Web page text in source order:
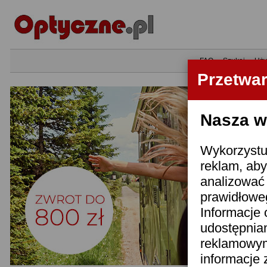
Nasza
reklam,
Informacje
informacje
•FAQ•Szukaj•